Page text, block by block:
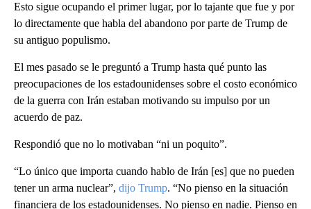
Esto sigue ocupando el primer lugar, por lo tajante que fue y por
lo directamente que habla del abandono por parte de Trump de
su antiguo populismo.
El mes pasado se le preguntó a Trump hasta qué punto las
preocupaciones de los estadounidenses sobre el costo económico
de la guerra con Irán estaban motivando su impulso por un
acuerdo de paz.
Respondió que no lo motivaban “ni un poquito”.
“Lo único que importa cuando hablo de Irán [es] que no pueden
tener un arma nuclear”, dijo Trump. “No pienso en la situación
financiera de los estadounidenses. No pienso en nadie. Pienso en